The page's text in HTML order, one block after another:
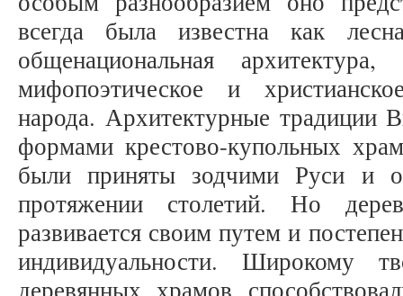
всегда была известна как
общенациональная
мифопоэтическое и
народа. Архитектурные традиции
формами крестово-купольных
были приняты зодчими Руси и
протяжении столетий. Но
развивается своим путем и
индивидуальности. Широкому